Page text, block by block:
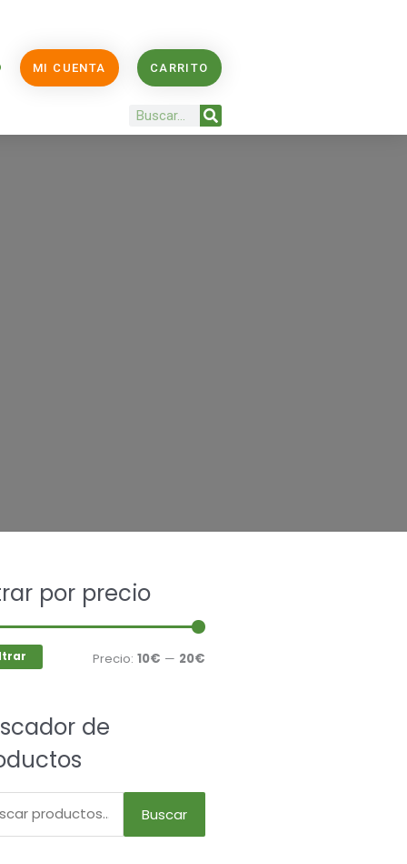
MI CUENTA CARRITO
Buscar
por precio
Precio:10€ — 20€
de
Buscar